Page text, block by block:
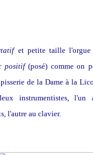
et petite taille l'orgue
positif(posé) comme on
de la Dame à la
instrumentistes, l'un
l'autre au clavier.